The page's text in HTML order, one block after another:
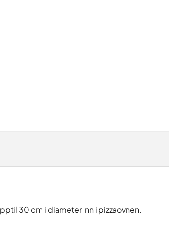
30 cm i diameter inn i pizzaovnen.